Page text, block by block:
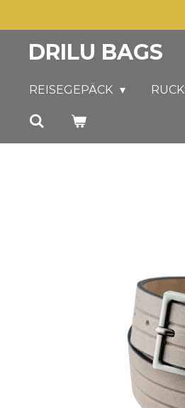
springen
DRILU BAGS
REISEGEPÄCK